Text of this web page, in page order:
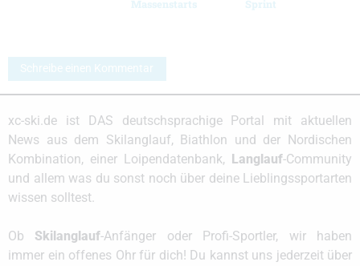
Massenstarts
Sprint
Schreibe einen Kommentar
xc-ski.de ist DAS deutschsprachige Portal mit aktuellen
News aus dem Skilanglauf, Biathlon und der Nordischen
Kombination, einer Loipendatenbank,
Langlauf-Community
und allem was du sonst noch über deine Lieblingssportarten
wissen solltest.
Ob Skilanglauf-Anfänger oder Profi-Sportler, wir haben
immer ein offenes Ohr für dich! Du kannst uns jederzeit über